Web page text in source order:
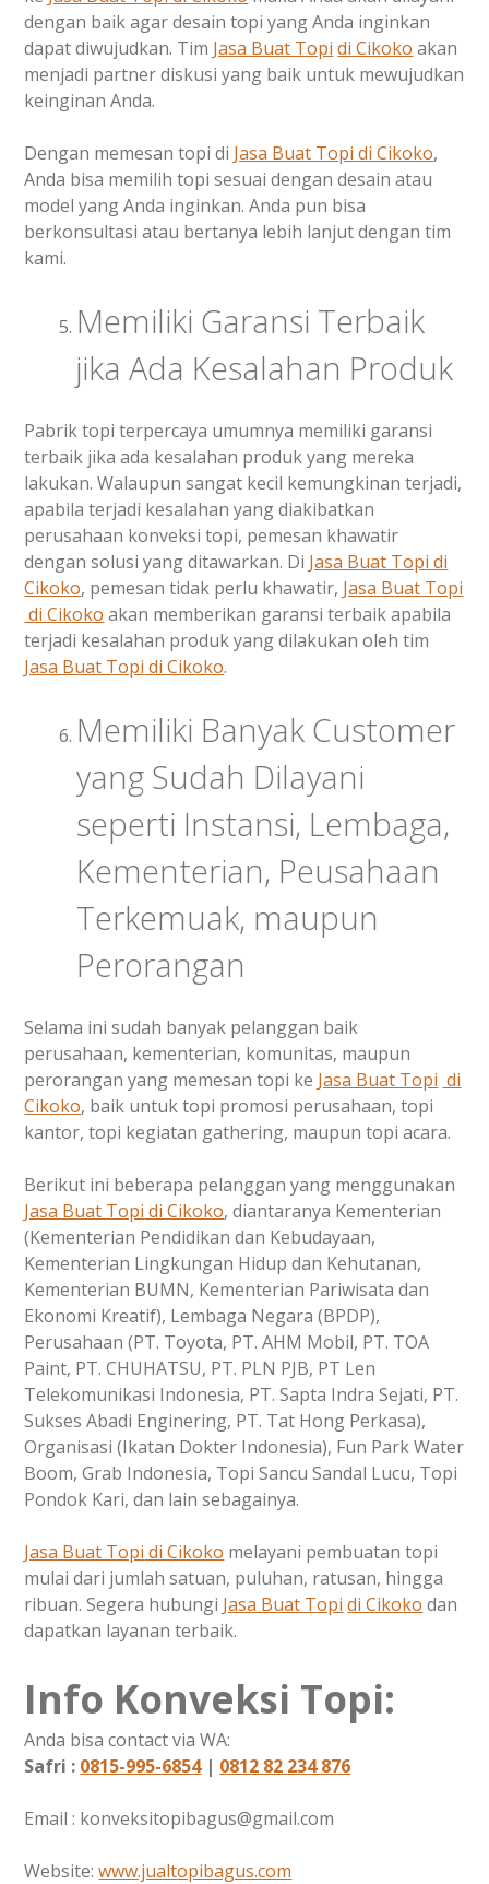
dengan baik agar desain topi yang Anda inginkan
dapat diwujudkan. Tim Jasa Buat Topi di Cikoko akan
menjadi partner diskusi yang baik untuk mewujudkan
keinginan Anda.
Dengan memesan topi di Jasa Buat Topi di Cikoko,
Anda bisa memilih topi sesuai dengan desain atau
model yang Anda inginkan. Anda pun bisa
berkonsultasi atau bertanya lebih lanjut dengan tim
kami.
Memiliki Garansi Terbaik
jika Ada Kesalahan Produk
Pabrik topi terpercaya umumnya memiliki garansi
terbaik jika ada kesalahan produk yang mereka
lakukan. Walaupun sangat kecil kemungkinan terjadi,
apabila terjadi kesalahan yang diakibatkan
perusahaan konveksi topi, pemesan khawatir
dengan solusi yang ditawarkan. Di Jasa Buat Topi di
Cikoko, pemesan tidak perlu khawatir, Jasa Buat Topi
di Cikoko akan memberikan garansi terbaik apabila
terjadi kesalahan produk yang dilakukan oleh tim
Jasa Buat Topi di Cikoko.
Memiliki Banyak Customer
yang Sudah Dilayani
seperti Instansi, Lembaga,
Kementerian, Peusahaan
Terkemuak, maupun
Perorangan
Selama ini sudah banyak pelanggan baik
perusahaan, kementerian, komunitas, maupun
perorangan yang memesan topi ke Jasa Buat Topi di
Cikoko, baik untuk topi promosi perusahaan, topi
kantor, topi kegiatan gathering, maupun topi acara.
Berikut ini beberapa pelanggan yang menggunakan
Jasa Buat Topi di Cikoko, diantaranya Kementerian
(Kementerian Pendidikan dan Kebudayaan,
Kementerian Lingkungan Hidup dan Kehutanan,
Kementerian BUMN, Kementerian Pariwisata dan
Ekonomi Kreatif), Lembaga Negara (BPDP),
Perusahaan (PT. Toyota, PT. AHM Mobil, PT. TOA
Paint, PT. CHUHATSU, PT. PLN PJB, PT Len
Telekomunikasi Indonesia, PT. Sapta Indra Sejati, PT.
Sukses Abadi Enginering, PT. Tat Hong Perkasa),
Organisasi (Ikatan Dokter Indonesia), Fun Park Water
Boom, Grab Indonesia, Topi Sancu Sandal Lucu, Topi
Pondok Kari, dan lain sebagainya.
Jasa Buat Topi di Cikoko melayani pembuatan topi
mulai dari jumlah satuan, puluhan, ratusan, hingga
ribuan. Segera hubungi Jasa Buat Topi di Cikoko dan
dapatkan layanan terbaik.
Info Konveksi Topi:
Anda bisa contact via WA:
Safri : 0815-995-6854| 0812 82 234 876
Email : konveksitopibagus@gmail.com
Website:www.jualtopibagus.com